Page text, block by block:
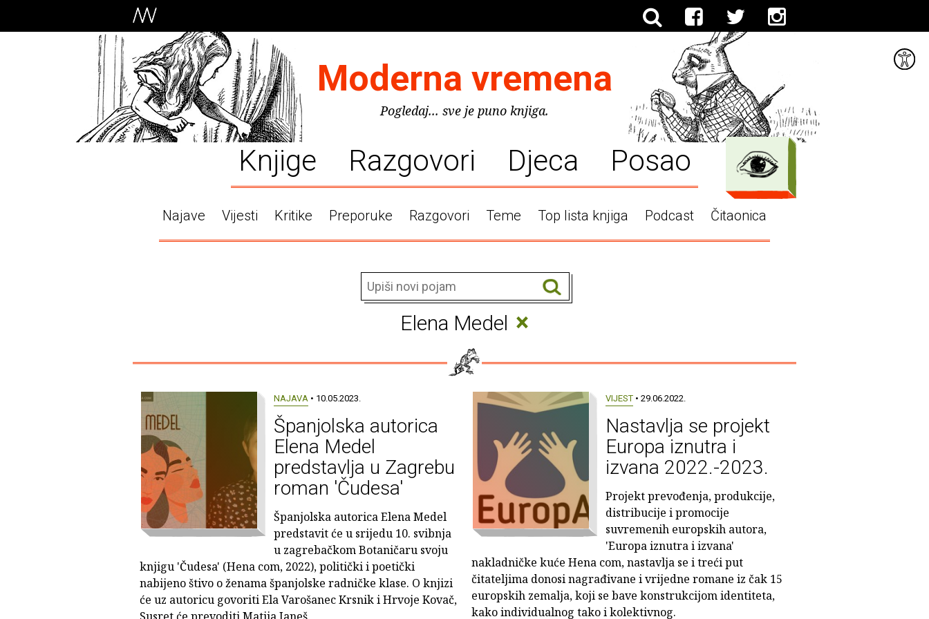
Moderna vremena
Pogledaj... sve je puno knjiga.
Knjige Razgovori Djeca Posao
Najave Vijesti Kritike Preporuke Razgovori Teme Top lista knjiga Podcast Čitaonica
Elena Medel ×
NAJAVA • 10.05.2023.
Španjolska autorica
Elena Medel
predstavlja u Zagrebu
roman 'Čudesa'
Španjolska autorica Elena Medel
predstavit će u srijedu 10. svibnja
u zagrebačkom Botaničaru svoju
knjigu 'Čudesa' (Hena com, 2022), politički i poetički
nabijeno štivo o ženama španjolske radničke klase. O knjizi
će uz autoricu govoriti Ela Varošanec Krsnik i Hrvoje Kovač,
VIJEST • 29.06.2022.
Nastavlja se projekt
Europa iznutra i
izvana 2022.-2023.
Projekt prevođenja, produkcije,
distribucije i promocije
suvremenih europskih autora,
'Europa iznutra i izvana'
nakladničke kuće Hena com, nastavlja se i treći put
čitateljima donosi nagrađivane i vrijedne romane iz čak 15
europskih zemalja, koji se bave konstrukcijom identiteta,
kako individualnog tako i kolektivnog.